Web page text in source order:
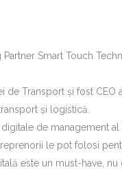
Smart Touch
Transport și fost CEO
și logistică.
de management
le pot folosi
este un must-have,